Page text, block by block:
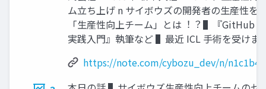
ム⽴ち上げ n サイボウズの開発者の⽣産性を
「⽣産性向上チーム」とは︕︖ ▌『GitHub
実践⼊⾨』執筆など ▌最近 ICL ⼿術を受け
https://note.com/cybozu_dev/n/